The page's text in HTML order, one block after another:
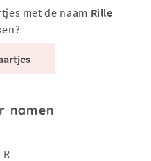
met de naam Rille
namen